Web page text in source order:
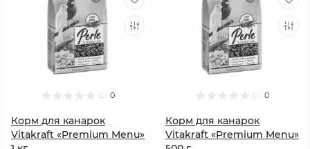
0
Корм для канарок
Vitakraft «Premium Menu»
0
Корм для канарок
Vitakraft «Premium Menu»